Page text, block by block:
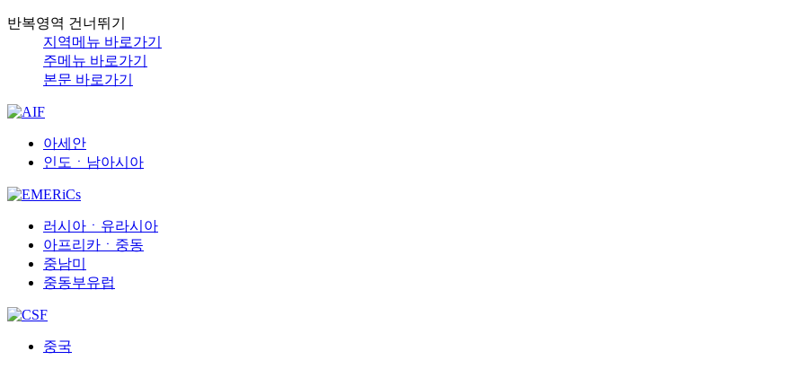
반복영역 건너뛰기
지역메뉴 바로가기
주메뉴 바로가기
본문 바로가기
아세안
인도ㆍ남아시아
러시아ㆍ유라시아
아프리카ㆍ중동
중남미
중동부유럽
중국